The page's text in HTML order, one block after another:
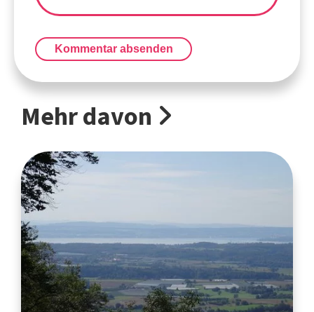
Kommentar absenden
Mehr davon